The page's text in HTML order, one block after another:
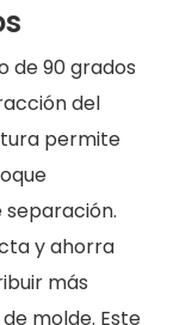
de 90 grados
del
permite
y ahorra
más
molde. Este